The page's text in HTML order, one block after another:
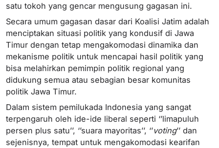
satu tokoh yang gencar mengusung gagasan ini.
Secara umum gagasan dasar dari Koalisi Jatim adalah
menciptakan situasi politik yang kondusif di Jawa
Timur dengan tetap mengakomodasi dinamika dan
mekanisme politik untuk mencapai hasil politik yang
bisa melahirkan pemimpin politik regional yang
didukung semua atau sebagian besar komunitas
politik Jawa Timur.
Dalam sistem pemilukada Indonesia yang sangat
terpengaruh oleh ide-ide liberal seperti ‘’limapuluh
persen plus satu’’, ‘’suara mayoritas’’, ‘’voting’’ dan
sejenisnya, tempat untuk mengakomodasi kearifan